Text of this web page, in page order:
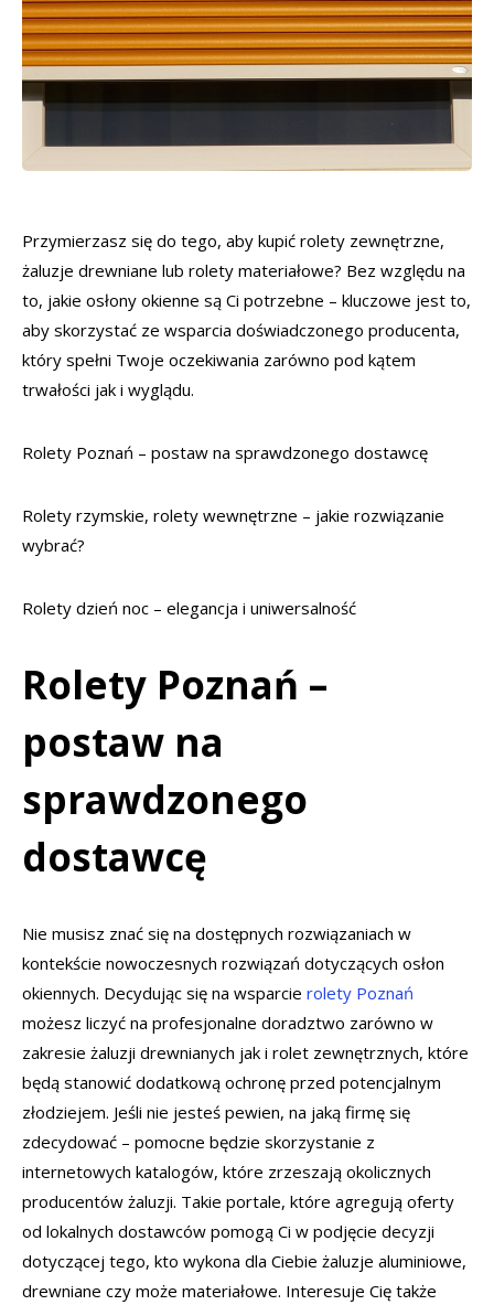
Przymierzasz się do tego, aby kupić rolety zewnętrzne,
żaluzje drewniane lub rolety materiałowe? Bez względu na
to, jakie osłony okienne są Ci potrzebne – kluczowe jest to,
aby skorzystać ze wsparcia doświadczonego producenta,
który spełni Twoje oczekiwania zarówno pod kątem
trwałości jak i wyglądu.
Rolety Poznań – postaw na sprawdzonego dostawcę
Rolety rzymskie, rolety wewnętrzne – jakie rozwiązanie
wybrać?
Rolety dzień noc – elegancja i uniwersalność
Rolety Poznań –
postaw na
sprawdzonego
dostawcę
Nie musisz znać się na dostępnych rozwiązaniach w
kontekście nowoczesnych rozwiązań dotyczących osłon
okiennych. Decydując się na wsparcie rolety Poznań
możesz liczyć na profesjonalne doradztwo zarówno w
zakresie żaluzji drewnianych jak i rolet zewnętrznych, które
będą stanowić dodatkową ochronę przed potencjalnym
złodziejem. Jeśli nie jesteś pewien, na jaką firmę się
zdecydować – pomocne będzie skorzystanie z
internetowych katalogów, które zrzeszają okolicznych
producentów żaluzji. Takie portale, które agregują oferty
od lokalnych dostawców pomogą Ci w podjęcie decyzji
dotyczącej tego, kto wykona dla Ciebie żaluzje aluminiowe,
drewniane czy może materiałowe. Interesuje Cię także